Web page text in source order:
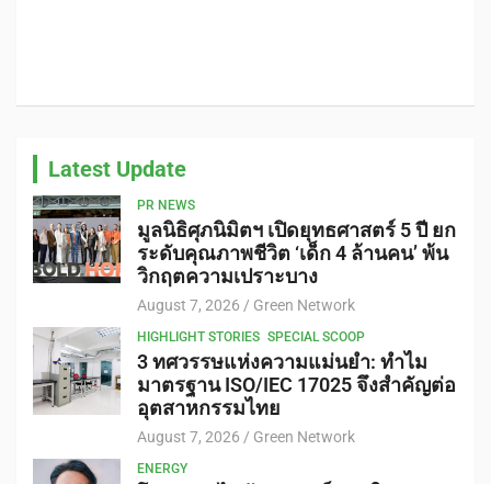
Latest Update
PR NEWS
มูลนิธิศุภนิมิตฯ เปิดยุทธศาสตร์ 5 ปี ยก
ระดับคุณภาพชีวิต ‘เด็ก 4 ล้านคน’ พ้น
วิกฤตความเปราะบาง
August 7, 2026 Green Network
HIGHLIGHT STORIES SPECIAL SCOOP
3 ทศวรรษแห่งความแม่นยำ: ทำไม
มาตรฐาน ISO/IEC 17025 จึงสำคัญต่อ
อุตสาหกรรมไทย
August 7, 2026 Green Network
ENERGY